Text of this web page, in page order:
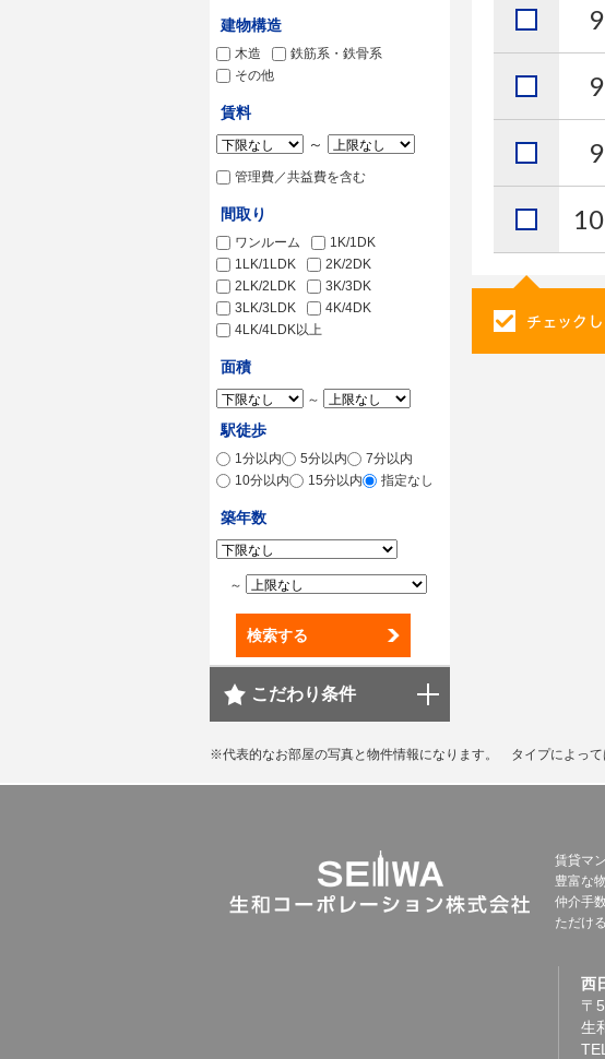
建物構造
木造
鉄筋系・鉄骨系
その他
賃料
～
管理費／共益費を含む
間取り
ワンルーム
1K/1DK
1LK/1LDK
2K/2DK
2LK/2LDK
3K/3DK
3LK/3LDK
4K/4DK
4LK/4LDK以上
面積
～
駅徒歩
1分以内 5分以内
7分以内
10分以内
15分以内 指定なし
築年数
～
検索する
こだわり条件
9
9
9
10
※代表的なお部屋の写真と物件情報になります。 タイプによって
賃貸マ
豊富な
仲介手
ただけ
西
〒
生